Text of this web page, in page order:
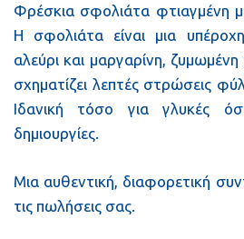
Φρέσκια σφολιάτα φτιαγμένη
Η σφολιάτα είναι μια
αλεύρι και μαργαρίνη,
σχηματίζει λεπτές στρώσεις
Ιδανική τόσο για γλυκές
δημιουργίες.
Μια αυθεντική, διαφορετική
τις πωλήσεις σας.